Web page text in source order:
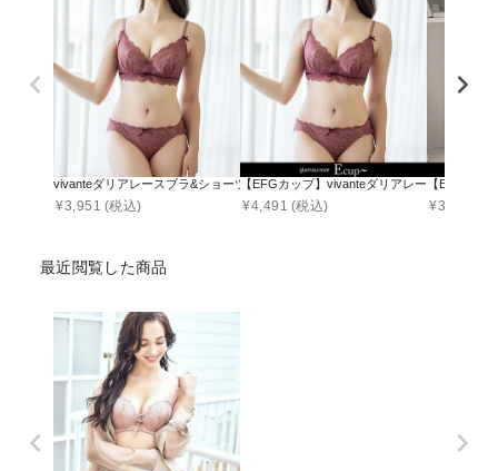
vivanteダリアレースブラ&ショーツ / 補正ブラに見えない脇肉撃退ブラ
¥3,951 (税込)
【EFGカップ】vivanteダリアレースブラ&シ
¥4,491 (税込)
【EFGカッ
¥3,742
最近閲覧した商品